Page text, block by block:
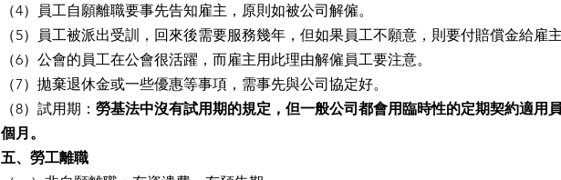
（4）員工自願離職要事先告知雇主，原則如被公司解僱。
（5）員工被派出受訓，回來後需要服務幾年，但如果員工不願意，則要付賠償金給雇
（6）公會的員工在公會很活躍，而雇主用此理由解僱員工要注意。
（7）拋棄退休金或一些優惠等事項，需事先與公司協定好。
（8）試用期： 勞基法中沒有試用期的規定，但一般公司都會用臨時性的定期契約適用
個月。
五、勞工離職